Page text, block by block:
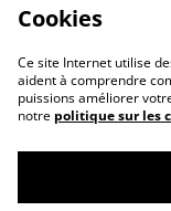
Cookies
Ce site Internet utilise
aident à comprendre
puissions améliorer
notre politique sur les